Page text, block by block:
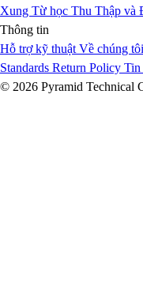
Xung Từ học Thu Thập và
Thông tin
Hỗ trợ kỹ thuật Về chúng tôi
Standards Return Policy Tin
© 2026 Pyramid Technical